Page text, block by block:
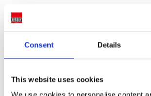
Consent Details
This website uses cookies